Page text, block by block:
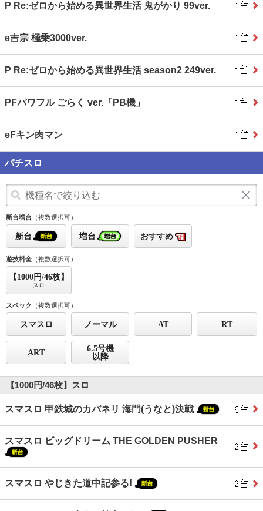
P Re:ゼロから始める異世界生活 鬼がかり 99ver.
e吉宗 極乗3000ver.
P Re:ゼロから始める異世界生活 season2 249ver.
PFパワフル ごらく ver.「PB機」
eFキン肉マン
パチスロ
新台増台 （複数選択可）
新台 増台 おすすめ
遊技料金 （複数選択可）
【1000円/46枚】
スロ
スペック （複数選択可）
スマスロ ノーマル AT RT
ART
6.5号機
以降
【1000円/46枚】スロ
スマスロ 甲鉄城のカバネリ 海門(うなと)決戦
スマスロ ビッグドリーム THE GOLDEN PUSHER
スマスロ やじきた道中記参る!